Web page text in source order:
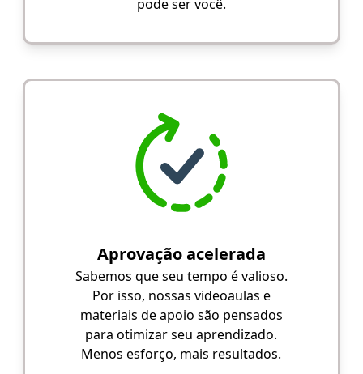
pode ser você.
Aprovação acelerada
Sabemos que seu tempo é valioso.
Por isso, nossas videoaulas e
materiais de apoio são pensados
para otimizar seu aprendizado.
Menos esforço, mais resultados.